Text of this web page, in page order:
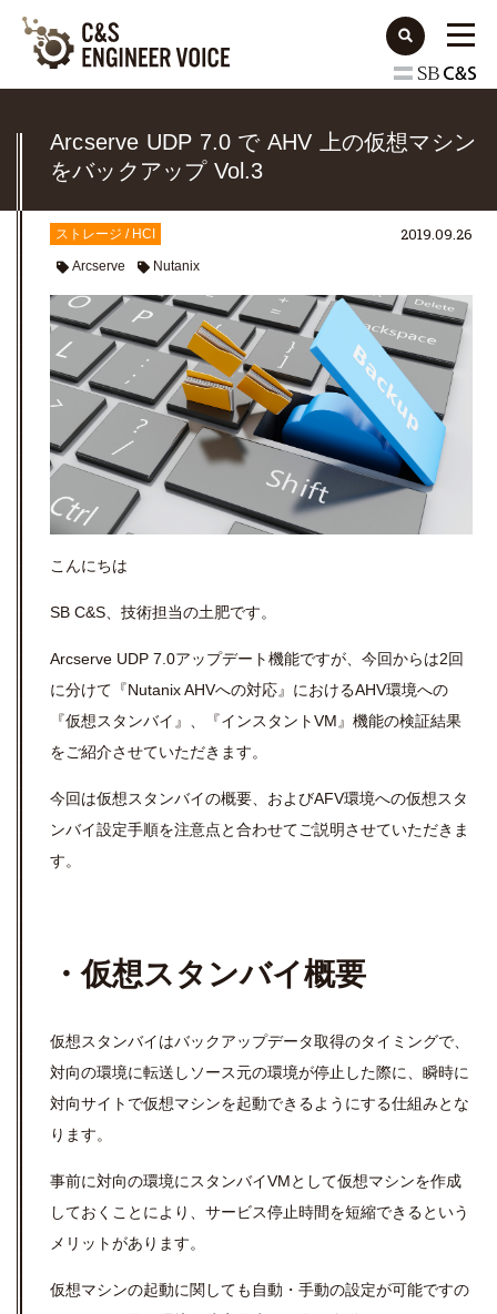
Arcserve UDP 7.0 で AHV 上の仮想マシン
をバックアップ Vol.3
ストレージ / HCI
Arcserve Nutanix
2019.09.26
こんにちは
SB C&S、技術担当の土肥です。
Arcserve UDP 7.0アップデート機能ですが、今回からは2回
に分けて『Nutanix AHVへの対応』におけるAHV環境への
『仮想スタンバイ』、『インスタントVM』機能の検証結果
をご紹介させていただきます。
今回は仮想スタンバイの概要、およびAFV環境への仮想スタ
ンバイ設定手順を注意点と合わせてご説明させていただきま
す。
・仮想スタンバイ概要
仮想スタンバイはバックアップデータ取得のタイミングで、
対向の環境に転送しソース元の環境が停止した際に、瞬時に
対向サイトで仮想マシンを起動できるようにする仕組みとな
ります。
事前に対向の環境にスタンバイVMとして仮想マシンを作成
しておくことにより、サービス停止時間を短縮できるという
メリットがあります。
仮想マシンの起動に関しても自動・手動の設定が可能ですの